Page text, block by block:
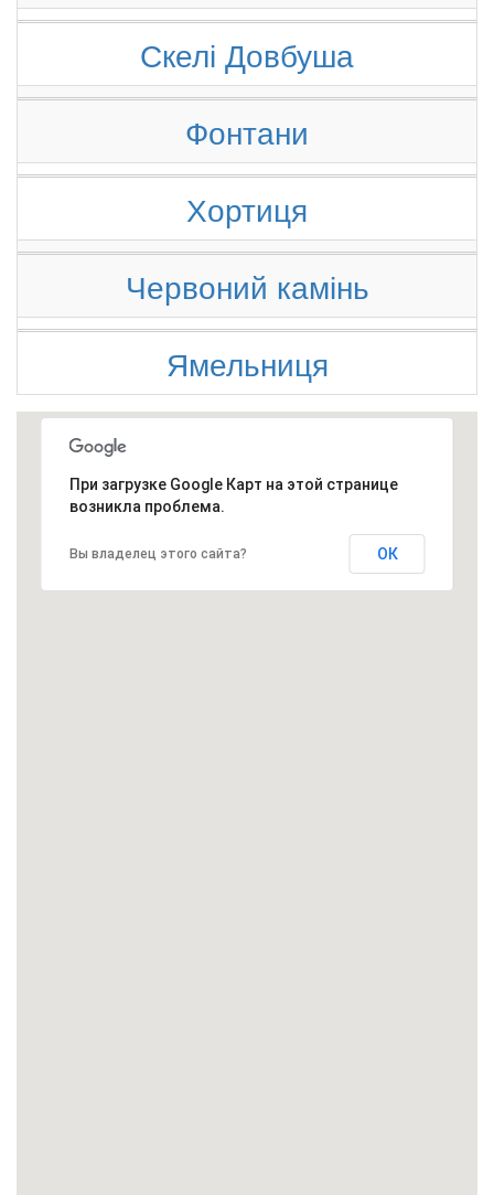
Скелі Довбуша
Фонтани
Хортиця
Червоний камінь
Ямельниця
При загрузке Google Карт на этой странице
возникла проблема.
Вы владелец этого сайта? ОК